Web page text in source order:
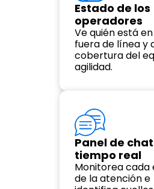
Estado de los
operadores
Ve quién está
fuera de línea y
cobertura del
agilidad.
Panel de
tiempo real
Monitorea cada
de la atención e